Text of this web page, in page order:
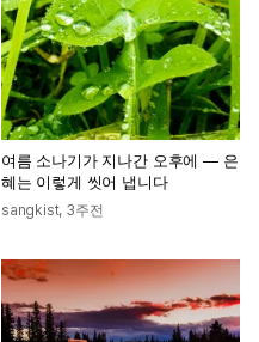
여름 소나기가 지나간 오후에 — 은
혜는 이렇게 씻어 냅니다
sangkist, 3주전